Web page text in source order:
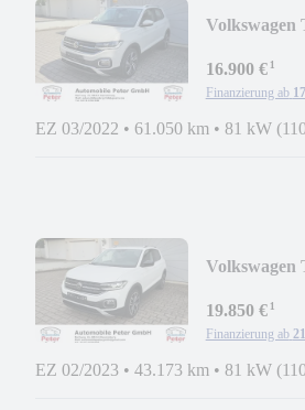
Volkswagen
16.900 €¹
Finanzierung ab
EZ 03/2022 • 61.050 km • 81 kW
Volkswagen
19.850 €¹
Finanzierung ab
EZ 02/2023 • 43.173 km • 81 kW